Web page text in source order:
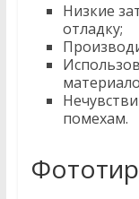
Низкие
отладку;
помехам.